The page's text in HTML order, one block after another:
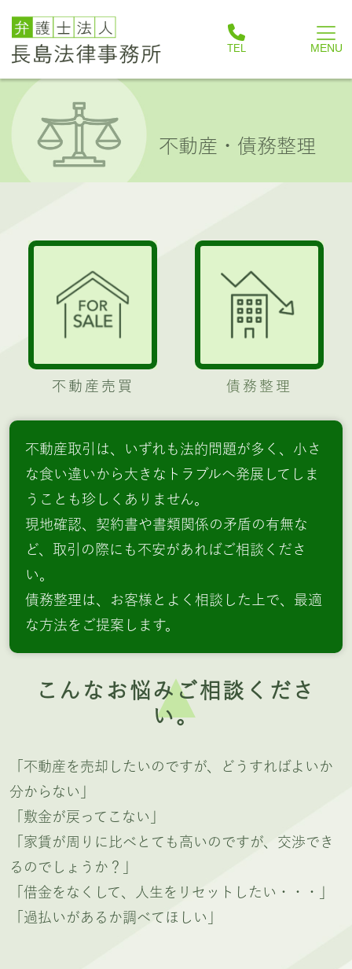
不動産・債務整理
不動産売買 債務整理
不動産取引は、いずれも法的問題が多く、小さ
な食い違いから大きなトラブルへ発展してしま
うことも珍しくありません。
現地確認、契約書や書類関係の矛盾の有無な
ど、取引の際にも不安があればご相談くださ
い。
債務整理は、お客様とよく相談した上で、最適
な方法をご提案します。
こんなお悩みご相談くださ
い。
「不動産を売却したいのですが、どうすればよいか
分からない」
「敷金が戻ってこない」
「家賃が周りに比べとても高いのですが、交渉でき
るのでしょうか？」
「借金をなくして、人生をリセットしたい・・・」
「過払いがあるか調べてほしい」